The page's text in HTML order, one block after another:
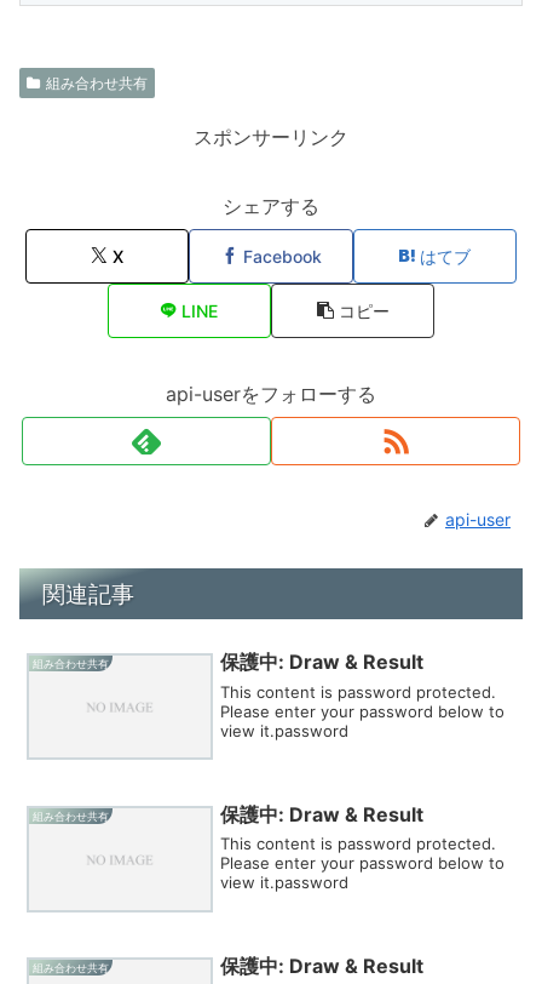
組み合わせ共有
スポンサーリンク
シェアする
X Facebook はてブ
LINE コピー
api-userをフォローする
api-user
関連記事
組み合わせ共有 保護中: Draw & Result
This content is password protected.
Please enter your password below to
view it.password
組み合わせ共有 保護中: Draw & Result
This content is password protected.
Please enter your password below to
view it.password
組み合わせ共有 保護中: Draw & Result